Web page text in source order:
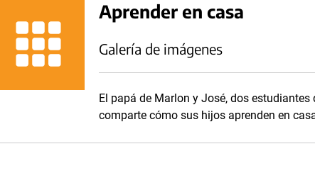
Aprender en casa
Galería de imágenes
El papá de Marlon y José, dos estudiantes
comparte cómo sus hijos aprenden en